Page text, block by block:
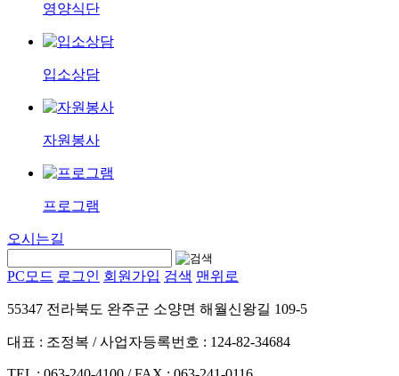
영양식단
입소상담
자원봉사
프로그램
오시는길
PC모드 로그인 회원가입 검색 맨위로
55347 전라북도 완주군 소양면 해월신왕길 109-5
대표 : 조정복 / 사업자등록번호 : 124-82-34684